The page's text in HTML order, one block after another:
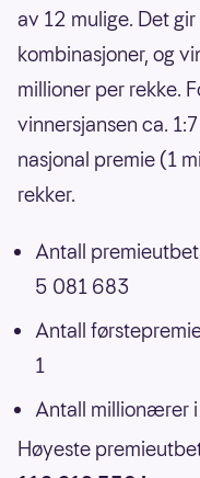
av 12 mulige. Det
kombinasjoner, og
millioner per rekke.
vinnersjansen ca.
nasjonal premie (1
rekker.
Antall
5 081 683
Antall
1
Antall millionærer
Høyeste